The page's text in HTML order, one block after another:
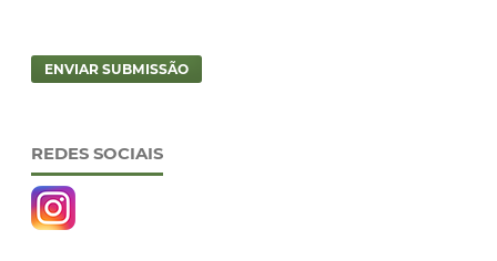
ENVIAR SUBMISSÃO
REDES SOCIAIS